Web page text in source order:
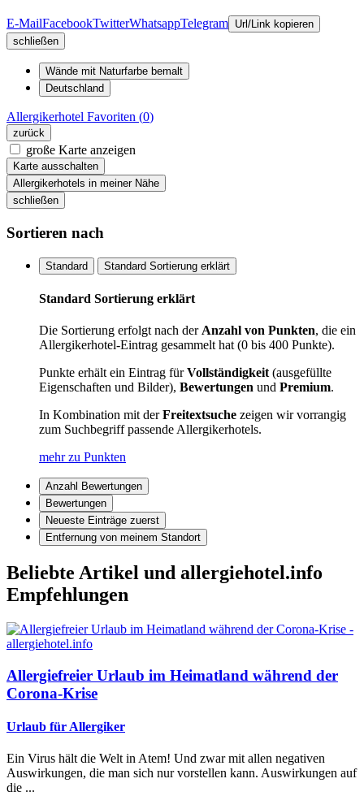
E-MailFacebookTwitterWhatsappTelegram Url/Link kopieren
schließen
Wände mit Naturfarbe bemalt
Deutschland
Allergikerhotel Favoriten (0)
zurück
große Karte anzeigen
Karte ausschalten
Allergikerhotels in meiner Nähe
schließen
Sortieren nach
Standard Standard Sortierung erklärt
Standard Sortierung erklärt
Die Sortierung erfolgt nach der Anzahl von Punkten, die ein
Allergikerhotel-Eintrag gesammelt hat (0 bis 400 Punkte).
Punkte erhält ein Eintrag fürVollständigkeit (ausgefüllte
Eigenschaften und Bilder), Bewertungen und Premium.
In Kombination mit derFreitextsuche zeigen wir vorrangig
zum Suchbegriff passende Allergikerhotels.
mehr zu Punkten
Anzahl Bewertungen
Bewertungen
Neueste Einträge zuerst
Entfernung von meinem Standort
Beliebte Artikel und allergiehotel.info
Empfehlungen
Allergiefreier Urlaub im Heimatland während der
Corona-Krise
Urlaub für Allergiker
Ein Virus hält die Welt in Atem! Und zwar mit allen negativen
Auswirkungen, die man sich nur vorstellen kann. Auswirkungen auf
die ...